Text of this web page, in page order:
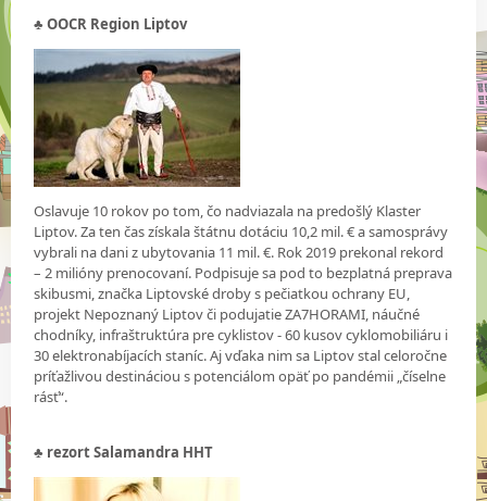
♣ OOCR Region Liptov
Oslavuje 10 rokov po tom, čo nadviazala na predošlý Klaster
Liptov. Za ten čas získala štátnu dotáciu 10,2 mil. € a samosprávy
vybrali na dani z ubytovania 11 mil. €. Rok 2019 prekonal rekord
– 2 milióny prenocovaní. Podpisuje sa pod to bezplatná preprava
skibusmi, značka Liptovské droby s pečiatkou ochrany EU,
projekt Nepoznaný Liptov či podujatie ZA7HORAMI, náučné
chodníky, infraštruktúra pre cyklistov - 60 kusov cyklomobiliáru i
30 elektronabíjacích staníc. Aj vďaka nim sa Liptov stal celoročne
príťažlivou destináciou s potenciálom opäť po pandémii „číselne
rásť“.
♣ rezort Salamandra HHT